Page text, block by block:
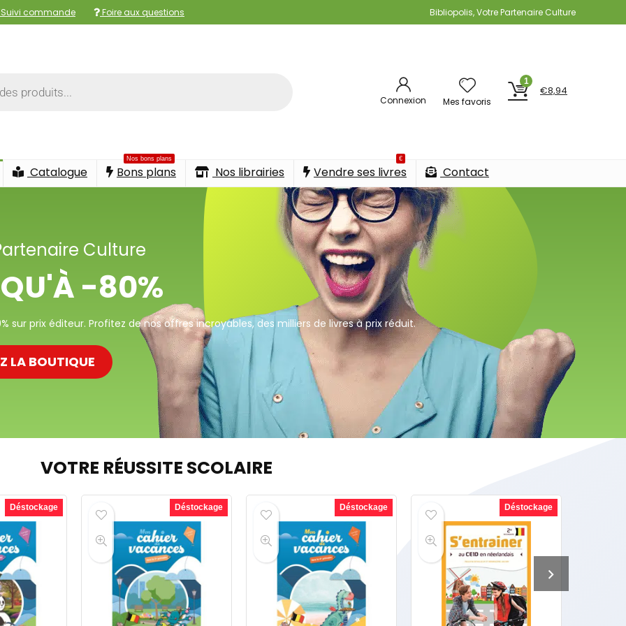
Suivi commande Foire aux questions Bibliopolis, Votre Partenaire Culture
Connexion Mes favoris
1
€8,94
Catalogue
Nos bons plans
Bons plans Nos librairies
€
Vendre ses livres Contact
Culture
-80%
sur prix éditeur. Profitez de nos offres incroyables, des milliers de livres à prix réduit.
LA BOUTIQUE
VOTRE RÉUSSITE SCOLAIRE
Déstockage Déstockage Déstockage Déstockage